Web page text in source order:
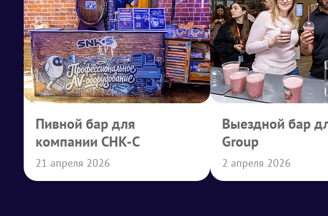
Пивной бар для
компании СНК-С
21 апреля 2026
Выездной бар
Group
2 апреля 2026